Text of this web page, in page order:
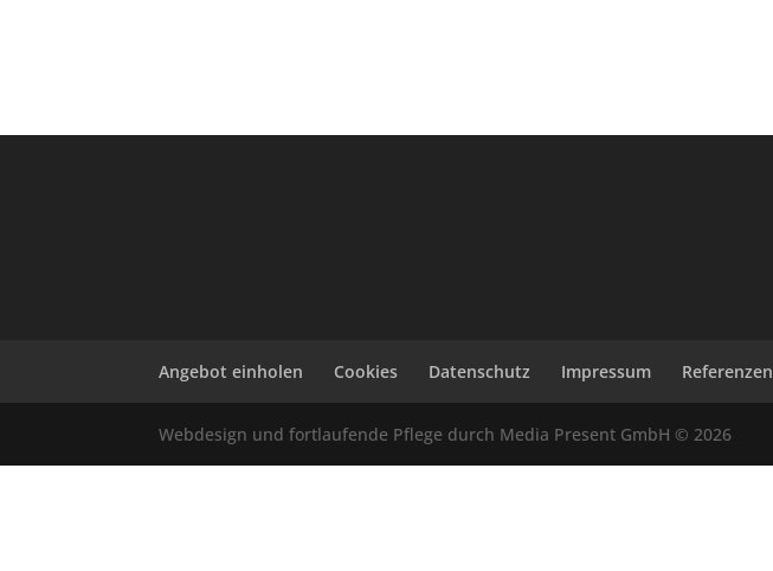
Angebot einholen Cookies Datenschutz Impressum Referenzen
Webdesign und fortlaufende Pflege durch Media Present GmbH © 2026